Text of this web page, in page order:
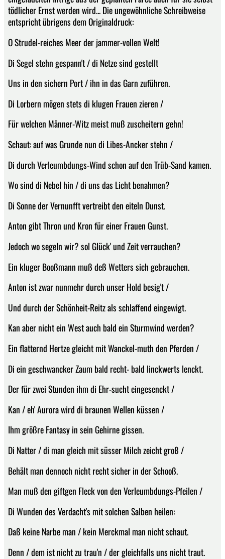
tödlicher Ernst werden wird... Die ungewöhnliche Schreibweise
entspricht übrigens dem Originaldruck:
O Strudel-reiches Meer der jammer-vollen Welt!
Di Segel stehn gespann't / di Netze sind gestellt
Uns in den sichern Port / ihn in das Garn zuführen.
Di Lorbern mögen stets di klugen Frauen zieren /
Für welchen Männer-Witz meist muß zuscheitern gehn!
Schaut: auf was Grunde nun di Libes-Ancker stehn /
Di durch Verleumbdungs-Wind schon auf den Trüb-Sand kamen.
Wo sind di Nebel hin / di uns das Licht benahmen?
Di Sonne der Vernunfft vertreibt den eiteln Dunst.
Anton gibt Thron und Kron für einer Frauen Gunst.
Jedoch wo segeln wir? sol Glück' und Zeit verrauchen?
Ein kluger Booßmann muß deß Wetters sich gebrauchen.
Anton ist zwar nunmehr durch unser Hold besig't /
Und durch der Schönheit-Reitz als schlaffend eingewigt.
Kan aber nicht ein West auch bald ein Sturmwind werden?
Ein flatternd Hertze gleicht mit Wanckel-muth den Pferden /
Di ein geschwancker Zaum bald recht- bald linckwerts lenckt.
Der für zwei Stunden ihm di Ehr-sucht eingesenckt /
Kan / eh' Aurora wird di braunen Wellen küssen /
Ihm größre Fantasy in sein Gehirne gissen.
Di Natter / di man gleich mit süsser Milch zeicht groß /
Behält man dennoch nicht recht sicher in der Schooß.
Man muß den giftgen Fleck von den Verleumbdungs-Pfeilen /
Di Wunden des Verdacht's mit solchen Salben heilen:
Daß keine Narbe man / kein Merckmal man nicht schaut.
Denn / dem ist nicht zu trau'n / der gleichfalls uns nicht traut.